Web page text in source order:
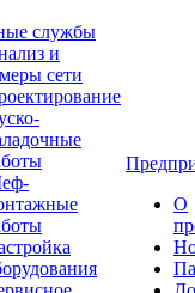
службы
и
сети
О